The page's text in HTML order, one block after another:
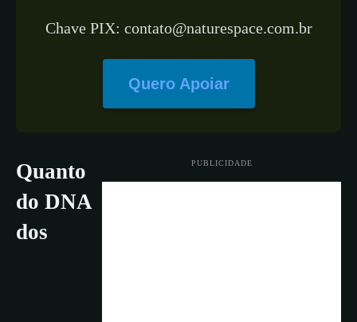
Chave PIX: contato@naturespace.com.br
Quero Apoiar
PUBLICIDADE
Quanto
do DNA
dos